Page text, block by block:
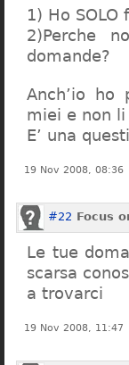
1) Ho
2)Perche
domande?
Anch’io ho
miei e non
E’ una
19 Nov 2008, 08:36
#22 Focus
Le tue
scarsa
a trovarci
19 Nov 2008, 11:47